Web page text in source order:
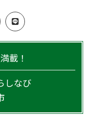
載！
しなび